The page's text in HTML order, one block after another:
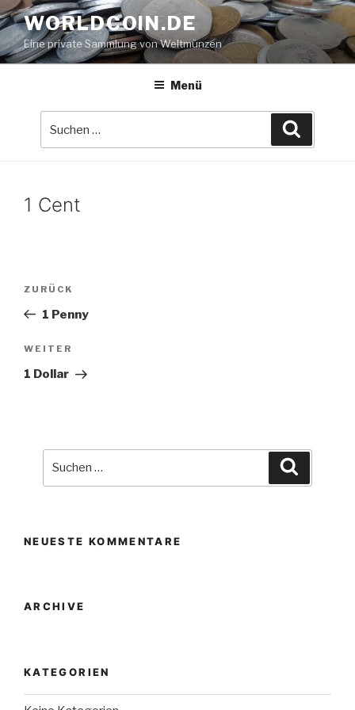
Zum
Inhalt
springen
WORLDCOIN.DE
Eine private Sammlung von Weltmünzen
Menü
1 Cent
Beitrags-
Vorheriger
Beitrag
ZURÜCK
1 Penny
Nächster
Beitrag
WEITER
1 Dollar
NEUESTE KOMMENTARE
ARCHIVE
KATEGORIEN